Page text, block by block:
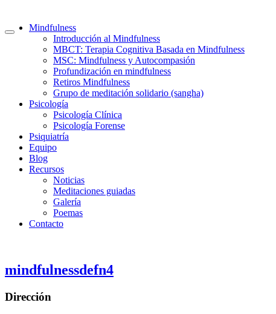
Mindfulness
Introducción al Mindfulness
MBCT: Terapia Cognitiva Basada en Mindfulness
MSC: Mindfulness y Autocompasión
Profundización en mindfulness
Retiros Mindfulness
Grupo de meditación solidario (sangha)
Psicología
Psicología Clínica
Psicología Forense
Psiquiatría
Equipo
Blog
Recursos
Noticias
Meditaciones guiadas
Galería
Poemas
Contacto
mindfulnessdefn4
Dirección